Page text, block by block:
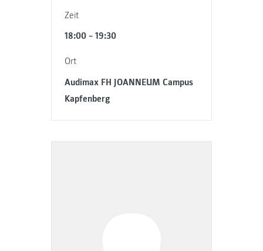
Zeit
18:00 – 19:30
Ort
Audimax FH JOANNEUM Campus
Kapfenberg